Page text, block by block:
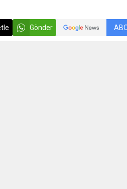
Gönder